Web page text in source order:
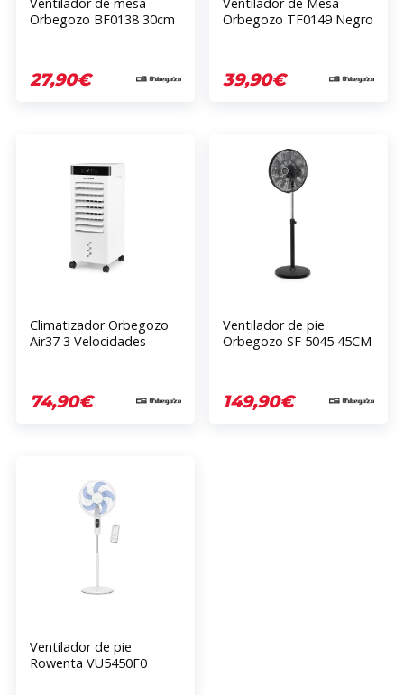
Ventilador de mesa
Orbegozo BF0138 30cm
27,90€
Ventilador de Mesa
Orbegozo TF0149 Negro
39,90€
Climatizador Orbegozo
Air37 3 Velocidades
74,90€
Ventilador de pie
Orbegozo SF 5045 45CM
149,90€
Ventilador de pie
Rowenta VU5450F0